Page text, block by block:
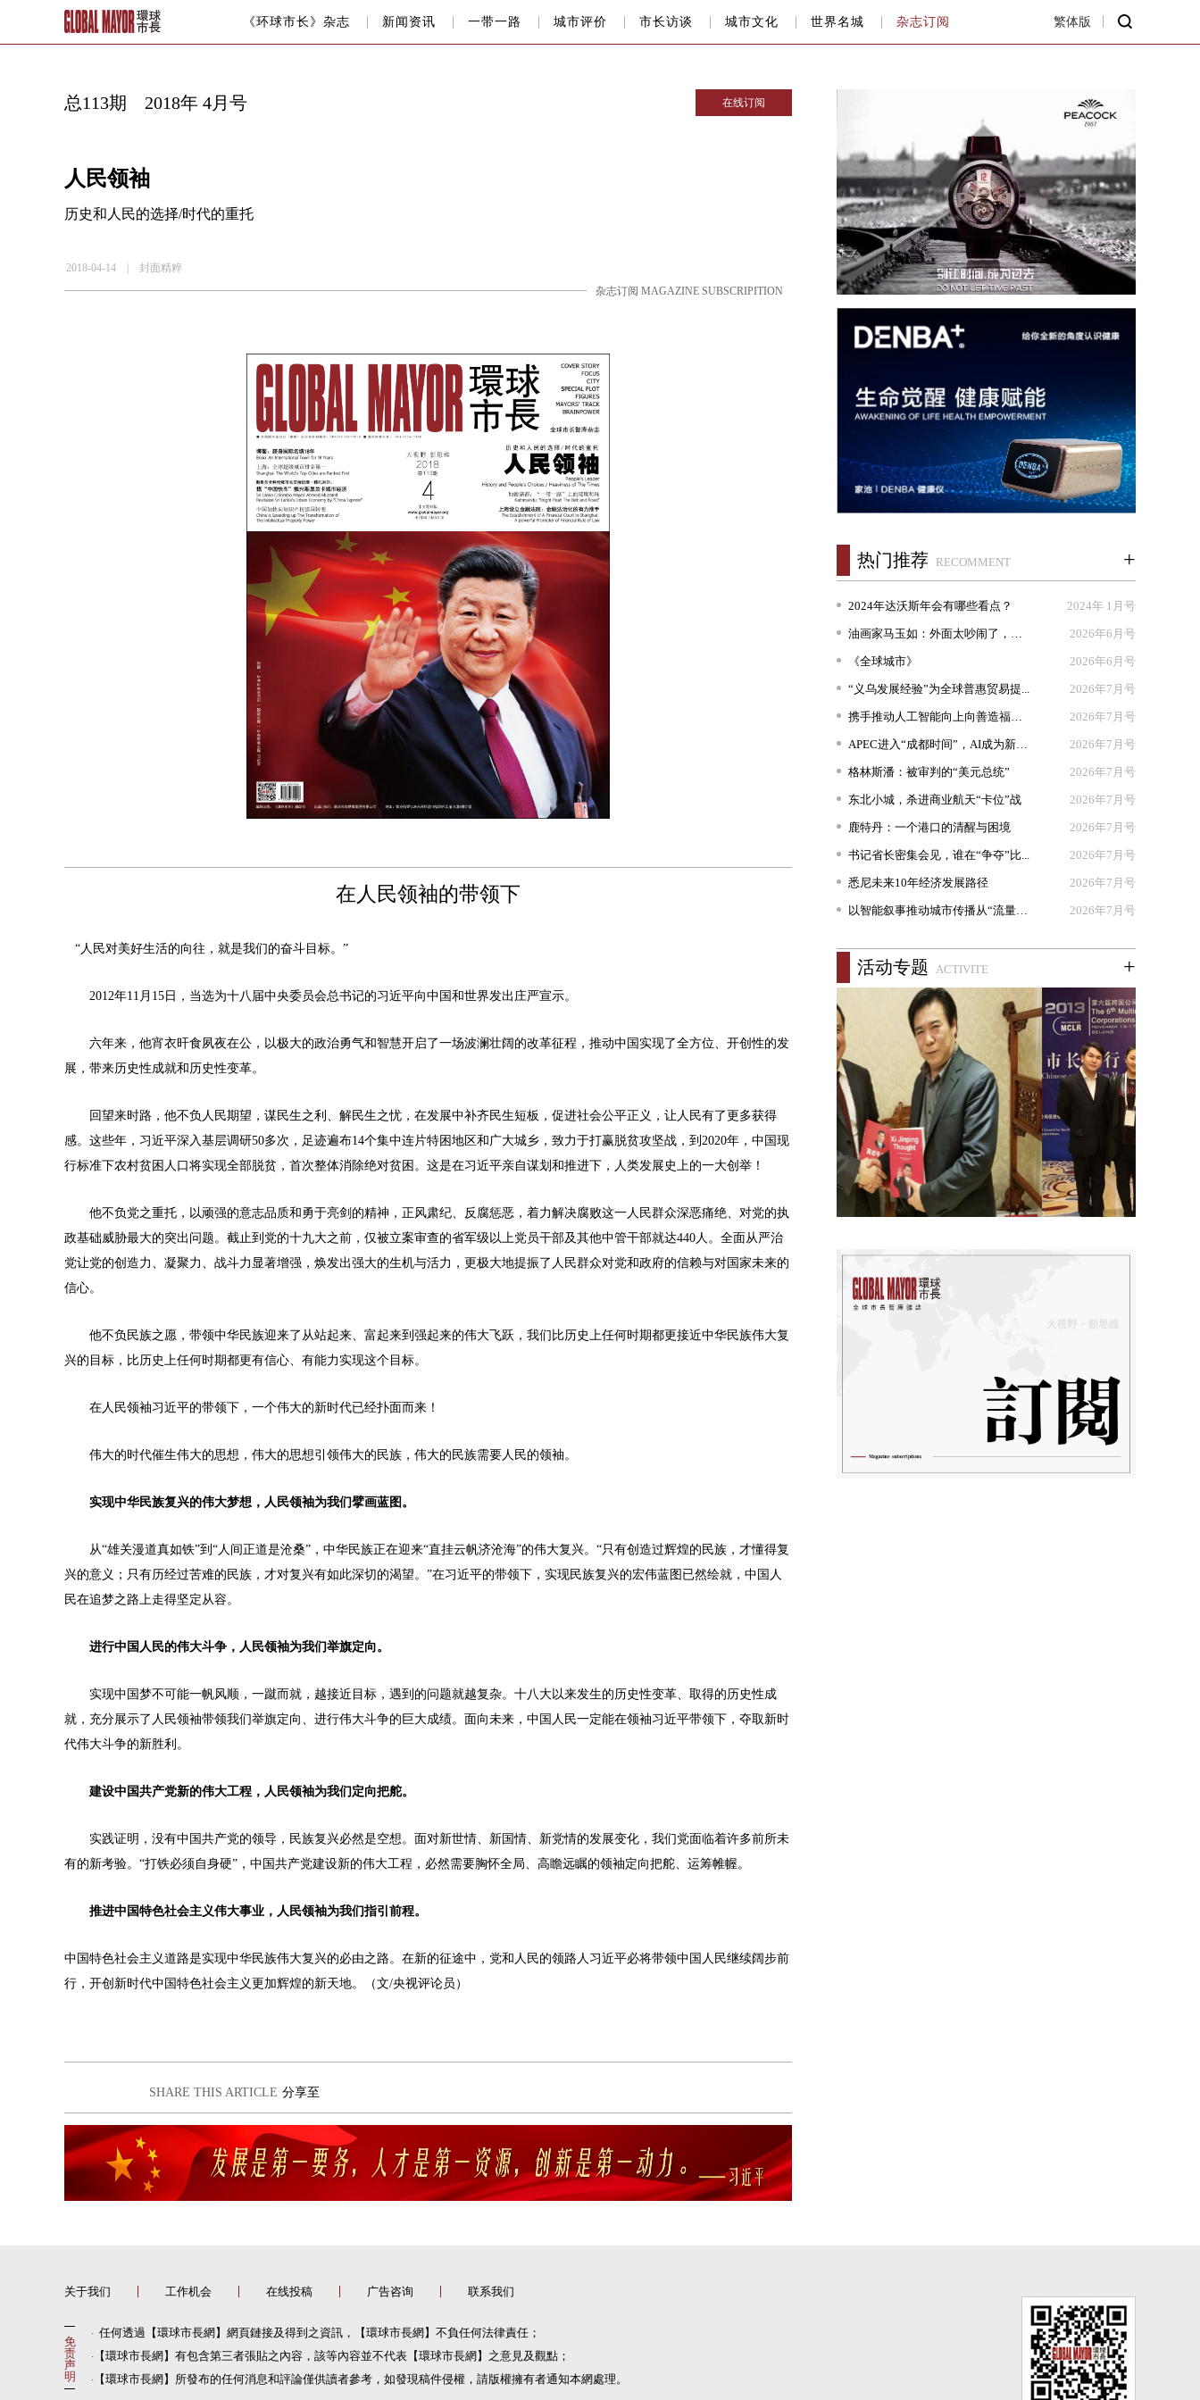
《环球市长》杂志 新闻资讯 一带一路 城市评价 市长访谈 城市文化 世界名城 杂志订阅 繁体版
总113期 2018年 4月号 在线订阅
人民领袖
历史和人民的选择/时代的重托
2018-04-14 | 封面精粹
杂志订阅 MAGAZINE SUBSCRIPITION
在人民领袖的带领下
“人民对美好生活的向往，就是我们的奋斗目标。”
2012年11月15日，当选为十八届中央委员会总书记的习近平向中国和世界发出庄严宣示。
六年来，他宵衣旰食夙夜在公，以极大的政治勇气和智慧开启了一场波澜壮阔的改革征程，推动中国实现了全方位、开创性的发
展，带来历史性成就和历史性变革。
回望来时路，他不负人民期望，谋民生之利、解民生之忧，在发展中补齐民生短板，促进社会公平正义，让人民有了更多获得
感。这些年，习近平深入基层调研50多次，足迹遍布14个集中连片特困地区和广大城乡，致力于打赢脱贫攻坚战，到2020年，中国现
行标准下农村贫困人口将实现全部脱贫，首次整体消除绝对贫困。这是在习近平亲自谋划和推进下，人类发展史上的一大创举！
他不负党之重托，以顽强的意志品质和勇于亮剑的精神，正风肃纪、反腐惩恶，着力解决腐败这一人民群众深恶痛绝、对党的执
政基础威胁最大的突出问题。截止到党的十九大之前，仅被立案审查的省军级以上党员干部及其他中管干部就达440人。全面从严治
党让党的创造力、凝聚力、战斗力显著增强，焕发出强大的生机与活力，更极大地提振了人民群众对党和政府的信赖与对国家未来的
信心。
他不负民族之愿，带领中华民族迎来了从站起来、富起来到强起来的伟大飞跃，我们比历史上任何时期都更接近中华民族伟大复
兴的目标，比历史上任何时期都更有信心、有能力实现这个目标。
在人民领袖习近平的带领下，一个伟大的新时代已经扑面而来！
伟大的时代催生伟大的思想，伟大的思想引领伟大的民族，伟大的民族需要人民的领袖。
实现中华民族复兴的伟大梦想，人民领袖为我们擘画蓝图。
从“雄关漫道真如铁”到“人间正道是沧桑”，中华民族正在迎来“直挂云帆济沧海”的伟大复兴。“只有创造过辉煌的民族，才懂得复
兴的意义；只有历经过苦难的民族，才对复兴有如此深切的渴望。”在习近平的带领下，实现民族复兴的宏伟蓝图已然绘就，中国人
民在追梦之路上走得坚定从容。
进行中国人民的伟大斗争，人民领袖为我们举旗定向。
实现中国梦不可能一帆风顺，一蹴而就，越接近目标，遇到的问题就越复杂。十八大以来发生的历史性变革、取得的历史性成
就，充分展示了人民领袖带领我们举旗定向、进行伟大斗争的巨大成绩。面向未来，中国人民一定能在领袖习近平带领下，夺取新时
代伟大斗争的新胜利。
建设中国共产党新的伟大工程，人民领袖为我们定向把舵。
实践证明，没有中国共产党的领导，民族复兴必然是空想。面对新世情、新国情、新党情的发展变化，我们党面临着许多前所未
有的新考验。“打铁必须自身硬”，中国共产党建设新的伟大工程，必然需要胸怀全局、高瞻远瞩的领袖定向把舵、运筹帷幄。
推进中国特色社会主义伟大事业，人民领袖为我们指引前程。
中国特色社会主义道路是实现中华民族伟大复兴的必由之路。在新的征途中，党和人民的领路人习近平必将带领中国人民继续阔步前
行，开创新时代中国特色社会主义更加辉煌的新天地。（文/央视评论员）
SHARE THIS ARTICLE 分享至
热门推荐 RECOMMENT +
2024年达沃斯年会有哪些看点？ 2024年 1月号
油画家马玉如：外面太吵闹了，我想... 2026年6月号
《全球城市》 2026年6月号
“义乌发展经验”为全球普惠贸易提... 2026年7月号
携手推动人工智能向上向善造福人类 2026年7月号
APEC进入“成都时间”，AI成为新坐... 2026年7月号
格林斯潘：被审判的“美元总统” 2026年7月号
东北小城，杀进商业航天“卡位”战 2026年7月号
鹿特丹：一个港口的清醒与困境 2026年7月号
书记省长密集会见，谁在“争夺”比... 2026年7月号
悉尼未来10年经济发展路径 2026年7月号
以智能叙事推动城市传播从“流量出... 2026年7月号
活动专题 ACTIVITE +
关于我们 工作机会 在线投稿 广告咨询 联系我们
免
责
声
明
· 任何透過【環球市長網】網頁鏈接及得到之資訊，【環球市長網】不負任何法律責任；
· 【環球市長網】有包含第三者張貼之內容，該等內容並不代表【環球市長網】之意見及觀點；
· 【環球市長網】所發布的任何消息和評論僅供讀者參考，如發現稿件侵權，請版權擁有者通知本網處理。